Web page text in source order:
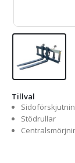
Tillval
Stödrullar